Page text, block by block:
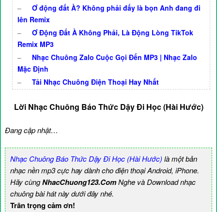
–
Ơ động đất À? Không phải đấy là bọn Anh đang đi
lên Remix
–
Ơ Động Đất À Không Phải, Là Động Lòng TikTok
Remix MP3
–
Nhạc Chuông Zalo Cuộc Gọi Đến MP3 | Nhạc Zalo
Mặc Định
–
Tải Nhạc Chuông Điện Thoại Hay Nhất
Lời Nhạc Chuông Báo Thức Dậy Đi Học (Hài Hước)
Đang cập nhật…
Nhạc Chuông Báo Thức Dậy Đi Học (Hài Hước) là một bản
nhạc nền mp3 cực hay dành cho điện thoại Android, iPhone.
Hãy cùngNhacChuong123.ComNghe và Download nhạc
chuông bài hát này dưới đây nhé.
Trân trọng cảm ơn!